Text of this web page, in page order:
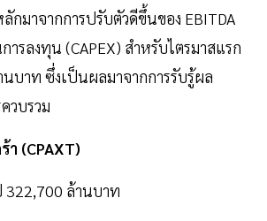
กมาจากการปรับตัวดีขึ้นของ EBITDA
ารลงทุน (CAPEX) สำหรับไตรมาสแรก
บาท ซึ่งเป็นผลมาจากการรับรู้ผล
วบรวม
(CPAXT)
322,700 ล้านบาท